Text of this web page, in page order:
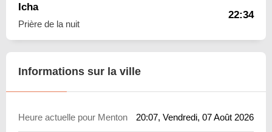
Icha
Prière de la nuit
22:34
Informations sur la ville
Heure actuelle pour Menton 20:07, Vendredi, 07 Août 2026